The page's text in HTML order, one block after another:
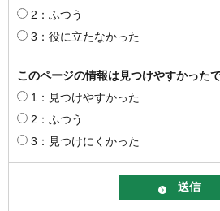
2：ふつう
3：役に立たなかった
このページの情報は見つけやすかった
1：見つけやすかった
2：ふつう
3：見つけにくかった